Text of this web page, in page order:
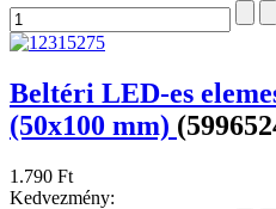
Beltéri LED-es
(50x100 mm)
1.790 Ft
Kedvezmény: